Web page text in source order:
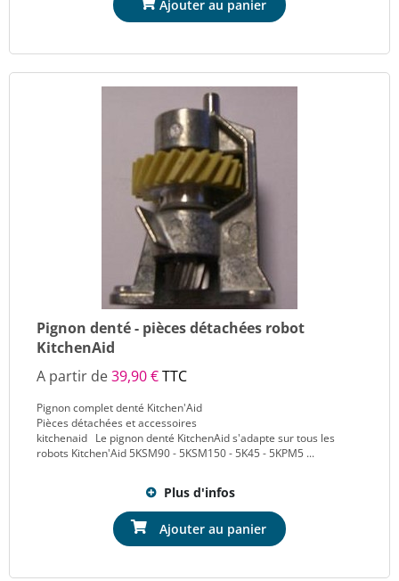
Pignon denté - pièces détachées robot
KitchenAid
A partir de39,90 €TTC
Pignon complet denté Kitchen'Aid
Pièces détachées et accessoires
kitchenaid Le pignon denté KitchenAid s'adapte sur tous les
robots Kitchen'Aid 5KSM90 - 5KSM150 - 5K45 - 5KPM5 ...
Plus d'infos
Ajouter au panier